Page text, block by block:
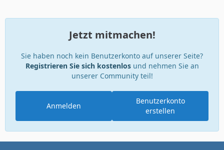
Jetzt mitmachen!
Sie haben noch kein Benutzerkonto auf unserer Seite?
Registrieren Sie sich kostenlosund nehmen Sie an
unserer Community teil!
Benutzerkonto
erstellen
Anmelden